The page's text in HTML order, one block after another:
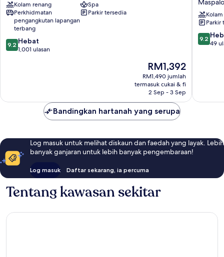
Resort
&
Spa
Maspalomas
Kolam renang
Spa
Perkhidmatan
pengangkutan lapangan
terbang
Parkir tersedia
9.2
daripada
9.2 Hebat
1,001 ulasan
Harga
ialah
RM1,392
RM1,392
RM1,490 jumlah
termasuk cukai & fi
2 Sep - 3 Sep
Lopesan
Costa
Resort
Parkir
9.2
9.2
49
Bandingkan hartanah yang serupa
Log masuk untuk melihat diskaun dan faedah yang layak. Lebih
banyak ganjaran untuk lebih banyak pengembaraan!
Log masuk Daftar sekarang, ia percuma
Tentang kawasan sekitar